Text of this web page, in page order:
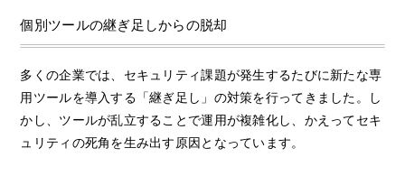
個別ツールの継ぎ足しからの脱却
多くの企業では、セキュリティ課題が発生するたびに新たな専
用ツールを導入する「継ぎ足し」の対策を行ってきました。し
かし、ツールが乱立することで運用が複雑化し、かえってセキ
ュリティの死角を生み出す原因となっています。